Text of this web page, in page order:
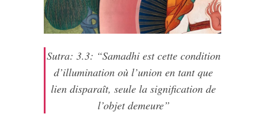
Sutra: 3.3: “Samadhi est cette condition
d’illumination où l’union en tant que
lien disparaît, seule la signification de
l’objet demeure”